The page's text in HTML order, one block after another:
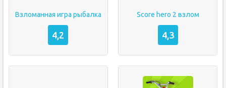
Взломанная игра рыбалка
4,2
Score hero 2 взлом
4,3